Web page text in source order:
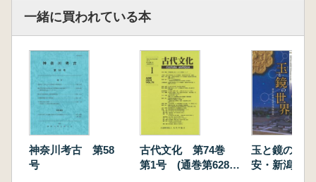
一緒に買われている本
神奈川考古 第58
号
古代文化 第74巻
第1号 (通巻第628
玉と鏡の世
安・新潟友